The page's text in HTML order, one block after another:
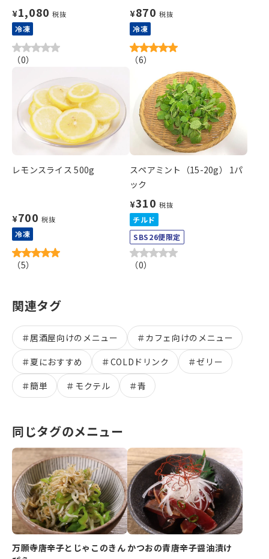
¥1,080 税抜
冷凍
（0）
¥870 税抜
冷凍
（6）
レモンスライス 500g
¥700 税抜
冷凍
（5）
スペアミント（15-20g） 1パ
ック
¥310 税抜
チルド
SBS26便限定
（0）
関連タグ
＃居酒屋向けのメニュー ＃カフェ向けのメニュー
＃夏におすすめ ＃COLDドリンク ＃ゼリー
＃簡単 ＃ モクテル ＃青
同じタグのメニュー
万願寺唐辛子とじゃこのきん かつおの青唐辛子醤油漬け